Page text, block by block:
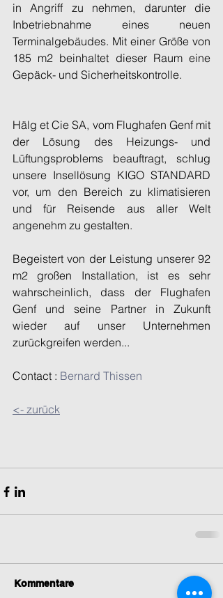
in Angriff zu nehmen, darunter die
Inbetriebnahme eines neuen
Terminalgebäudes. Mit einer Größe von
185 m2 beinhaltet dieser Raum eine
Gepäck- und Sicherheitskontrolle.
Hälg et Cie SA, vom Flughafen Genf mit
der Lösung des Heizungs- und
Lüftungsproblems beauftragt, schlug
unsere Insellösung KIGO STANDARD
vor, um den Bereich zu klimatisieren
und für Reisende aus aller Welt
angenehm zu gestalten.
Begeistert von der Leistung unserer 92
m2 großen Installation, ist es sehr
wahrscheinlich, dass der Flughafen
Genf und seine Partner in Zukunft
wieder auf unser Unternehmen
zurückgreifen werden...
Contact : Bernard Thissen
<- zurück
Kommentare